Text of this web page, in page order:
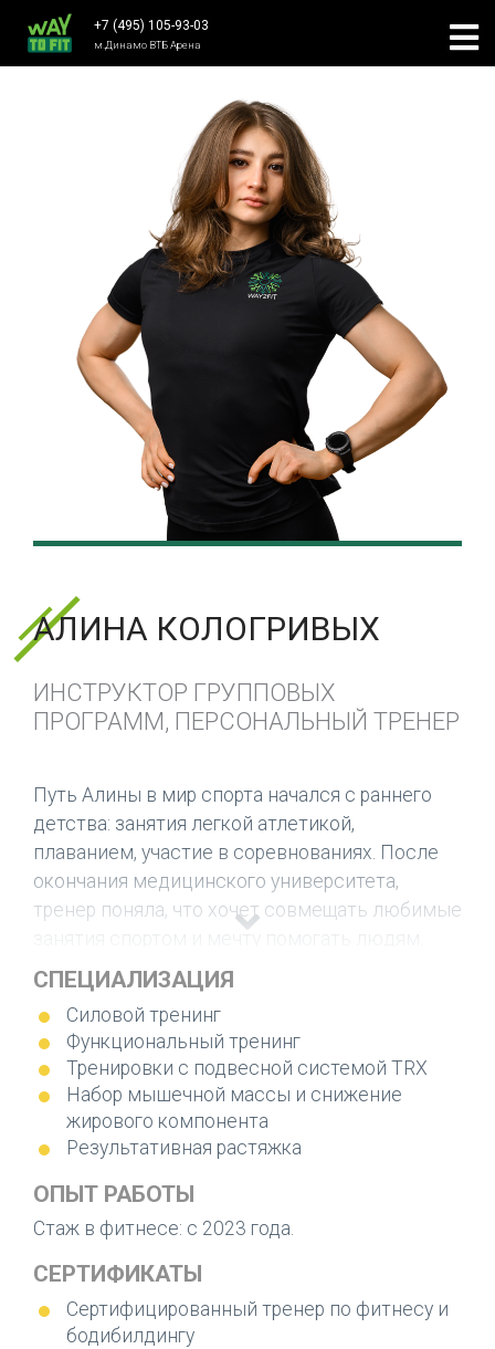
+7 (495) 105-93-03
м.Динамо ВТБ Арена
АЛИНА КОЛОГРИВЫХ
ИНСТРУКТОР ГРУППОВЫХ
ПРОГРАММ, ПЕРСОНАЛЬНЫЙ ТРЕНЕР
Путь Алины в мир спорта начался с раннего
детства: занятия легкой атлетикой,
плаванием, участие в соревнованиях. После
окончания медицинского университета,
тренер поняла, что хочет совмещать любимые
Своей главной целью Алина называет помощь
своим подопечным становиться лучшей
версией себя и пропаганду спорта не как
кратковременный период времени, а как
неотъемлемую часть жизни, которая будет
приносить удовольствие.
СПЕЦИАЛИЗАЦИЯ
Силовой тренинг
Функциональный тренинг
Тренировки с подвесной системой TRX
Набор мышечной массы и снижение
жирового компонента
Результативная растяжка
ОПЫТ РАБОТЫ
Стаж в фитнесе: с 2023 года.
СЕРТИФИКАТЫ
Сертифицированный тренер по фитнесу и
бодибилдингу